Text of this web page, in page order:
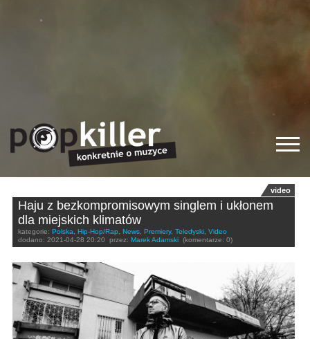
video
Haju z bezkompromisowym singlem i ukłonem
dla miejskich klimatów
kategorie: Polska, Hip-Hop/Rap, News, Premiery, Teledyski, Video
dodano: 2021-04-28 20:20 przez: Marek Adamski (komentarze: 0)